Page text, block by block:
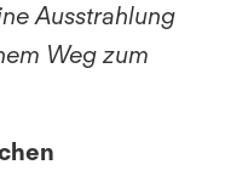
Ausstrahlung
Weg zum